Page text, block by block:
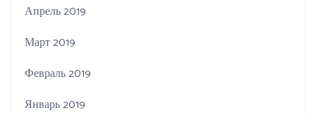
Апрель 2019
Март 2019
Февраль 2019
Январь 2019